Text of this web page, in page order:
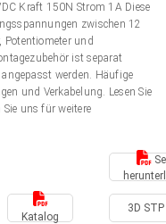
Kraft 150N Strom 1A Diese
zwischen 12
Potentiometer und
ist separat
werden. Häufige
und Verkabelung. Lesen Sie
uns für weitere
Katalog
3D STP